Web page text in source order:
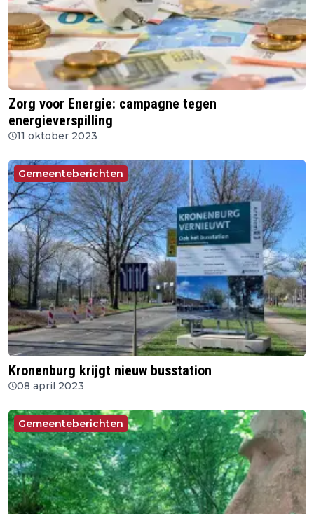
Zorg voor Energie: campagne tegen
energieverspilling
11 oktober 2023
Gemeenteberichten
Kronenburg krijgt nieuw busstation
08 april 2023
Gemeenteberichten